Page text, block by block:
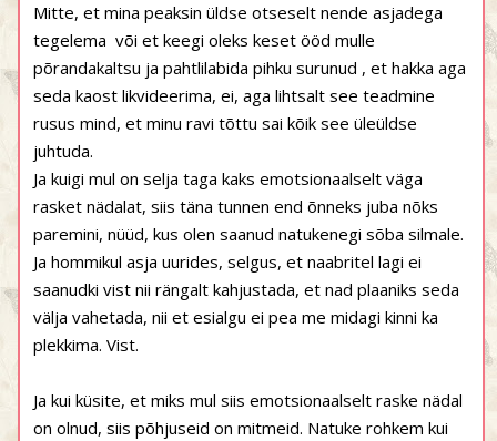
Mitte, et mina peaksin üldse otseselt nende asjadega
tegelema või et keegi oleks keset ööd mulle
põrandakaltsu ja pahtlilabida pihku surunud , et hakka aga
seda kaost likvideerima, ei, aga lihtsalt see teadmine
rusus mind, et minu ravi tõttu sai kõik see üleüldse
juhtuda.
Ja kuigi mul on selja taga kaks emotsionaalselt väga
rasket nädalat, siis täna tunnen end õnneks juba nõks
paremini, nüüd, kus olen saanud natukenegi sõba silmale.
Ja hommikul asja uurides, selgus, et naabritel lagi ei
saanudki vist nii rängalt kahjustada, et nad plaaniks seda
välja vahetada, nii et esialgu ei pea me midagi kinni ka
plekkima. Vist.
Ja kui küsite, et miks mul siis emotsionaalselt raske nädal
on olnud, siis põhjuseid on mitmeid. Natuke rohkem kui